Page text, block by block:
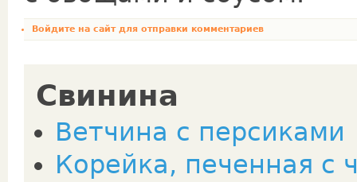
Войдите на сайтдля отправки комментариев
Свинина
Ветчина с персиками
Корейка, печенная с